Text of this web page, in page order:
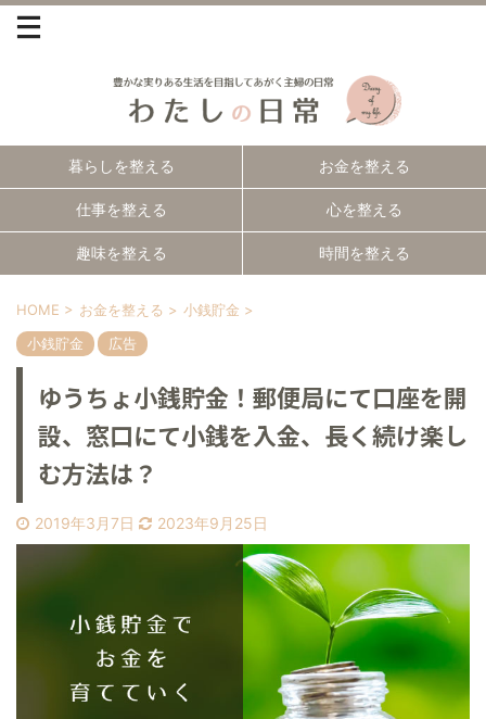
暮らしを整える お金を整える
仕事を整える 心を整える
趣味を整える 時間を整える
HOME > お金を整える > 小銭貯金 >
小銭貯金
広告
ゆうちょ小銭貯金！郵便局にて口座を開
設、窓口にて小銭を入金、長く続け楽し
む方法は？
2019年3月7日 2023年9月25日